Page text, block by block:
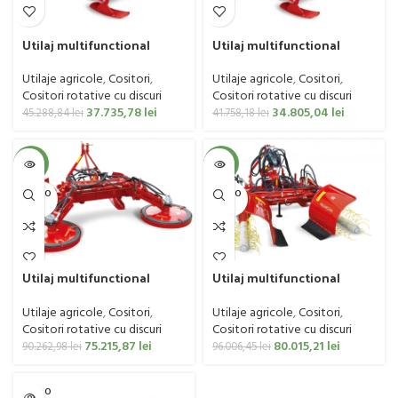
Utilaj multifunctional
dreapta cu disc de taiere,
Gramegna, model TM-D85,
178 cm, 40 CP
Utilaje agricole,Cositori,
Cositori rotative cu discuri
45.288,84lei 37.735,78lei
Utilaj multifunctional
dreapta cu disc de taiere,
Gramegna, model TM- D68,
160 cm, 40 CP
Utilaje agricole,Cositori,
Cositori rotative cu discuri
41.758,18lei 34.805,04 lei
-17%
SOLD O
UT
Utilaj multifunctional
ambele parti, Gramegna,
model TMD- D68, 145 cm,
40-90 CP
Utilaje agricole,Cositori,
Cositori rotative cu discuri
90.262,98lei 75.215,87 lei
-17%
SOLD O
UT
Utilaj multifunctional
ambele parti, Gramegna,
model TMD- S92, 145 cm,
40-90 CP
Utilaje agricole,Cositori,
Cositori rotative cu discuri
96.006,45lei 80.015,21 lei
SOLD O